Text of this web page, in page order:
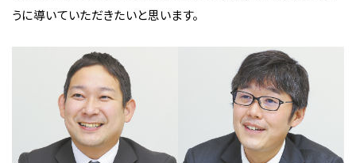
うに導いていただきたいと思います。